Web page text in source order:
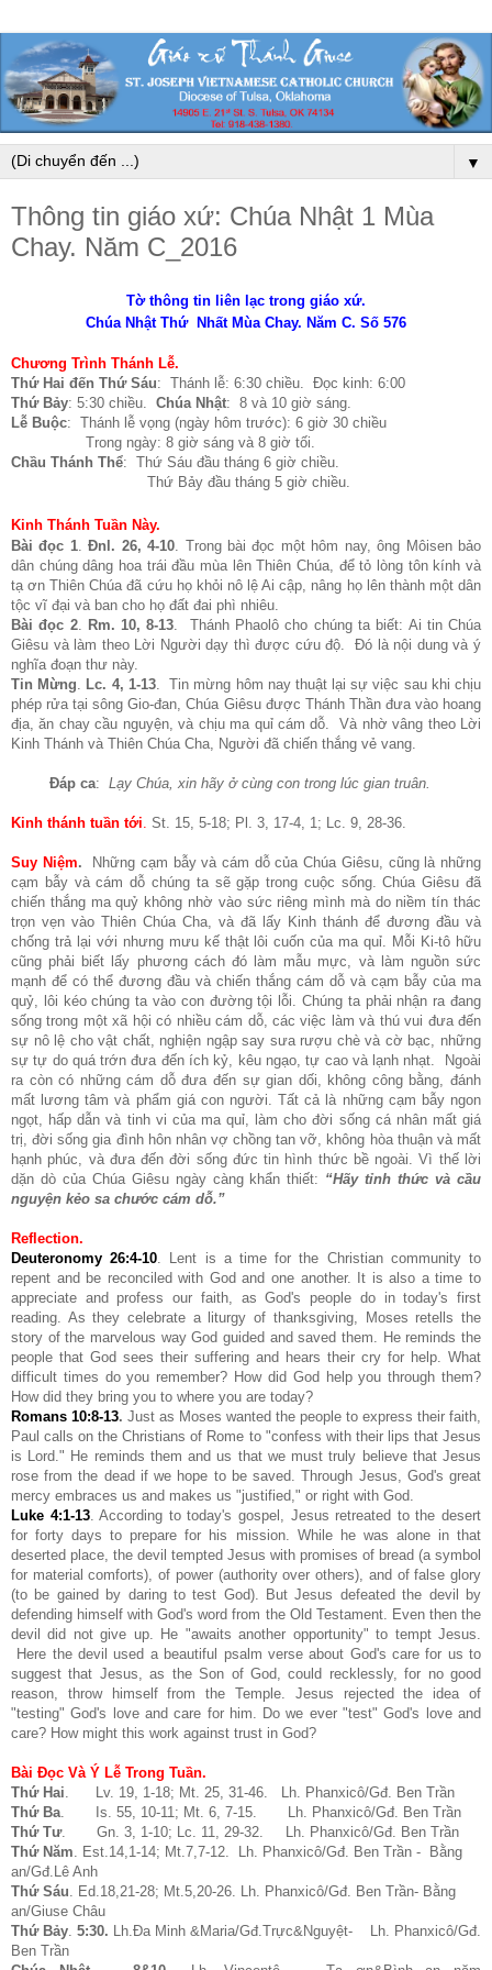
▼
Thông tin giáo xứ: Chúa Nhật 1 Mùa
Chay. Năm C_2016
Tờ thông tin liên lạc trong giáo xứ.
Chúa Nhật Thứ Nhất Mùa Chay. Năm C. Số 576
Chương Trình Thánh Lễ.
Thứ Hai đến Thứ Sáu: Thánh lễ: 6:30 chiều. Đọc kinh: 6:00
Thứ Bảy: 5:30 chiều. Chúa Nhật: 8 và 10 giờ sáng.
Lễ Buộc: Thánh lễ vọng (ngày hôm trước): 6 giờ 30 chiều
Trong ngày: 8 giờ sáng và 8 giờ tối.
Chầu Thánh Thể: Thứ Sáu đầu tháng 6 giờ chiều.
Thứ Bảy đầu tháng 5 giờ chiều.
Kinh Thánh Tuần Này.
Bài đọc 1.Đnl. 26, 4-10. Trong bài đọc một hôm nay, ông Môisen bảo
dân chúng dâng hoa trái đầu mùa lên Thiên Chúa, để tỏ lòng tôn kính và
tạ ơn Thiên Chúa đã cứu họ khỏi nô lệ Ai cập, nâng họ lên thành một dân
tộc vĩ đại và ban cho họ đất đai phì nhiêu.
Bài đọc 2. Rm. 10, 8-13. Thánh Phaolô cho chúng ta biết: Ai tin Chúa
Giêsu và làm theo Lời Người dạy thì được cứu độ. Đó là nội dung và ý
nghĩa đoạn thư này.
Tin Mừng. Lc. 4, 1-13. Tin mừng hôm nay thuật lại sự việc sau khi chịu
phép rửa tại sông Gio-đan, Chúa Giêsu được Thánh Thần đưa vào hoang
địa, ăn chay cầu nguyện, và chịu ma quỉ cám dỗ. Và nhờ vâng theo Lời
Kinh Thánh và Thiên Chúa Cha, Người đã chiến thắng vẻ vang.
Đáp ca: Lạy Chúa, xin hãy ở cùng con trong lúc gian truân.
Kinh thánh tuần tới. St. 15, 5-18; Pl. 3, 17-4, 1; Lc. 9, 28-36.
Suy Niệm.
Những cạm bẫy và cám dỗ của Chúa Giêsu, cũng là những
cạm bẫy và cám dỗ chúng ta sẽ gặp trong cuộc sống. Chúa Giêsu đã
chiến thắng ma quỷ không nhờ vào sức riêng mình mà do niềm tín thác
trọn vẹn vào Thiên Chúa Cha, và đã lấy Kinh thánh để đương đầu và
chống trả lại với nhưng mưu kế thật lôi cuốn của ma quỉ. Mỗi Ki-tô hữu
cũng phải biết lấy phương cách đó làm mẫu mực, và làm nguồn sức
mạnh để có thể đương đầu và chiến thắng cám dỗ và cạm bẫy của ma
quỷ, lôi kéo chúng ta vào con đường tội lỗi. Chúng ta phải nhận ra đang
sống trong một xã hội có nhiều cám dỗ, các việc làm và thú vui đưa đến
sự nô lệ cho vật chất, nghiện ngập say sưa rượu chè và cờ bạc, những
sự tự do quá trớn đưa đến ích kỷ, kêu ngạo, tự cao và lạnh nhạt. Ngoài
ra còn có những cám dỗ đưa đến sự gian dối, không công bằng, đánh
mất lương tâm và phẩm giá con người. Tất cả là những cạm bẫy ngon
ngọt, hấp dẫn và tinh vi của ma quỉ, làm cho đời sống cá nhân mất giá
trị, đời sống gia đình hôn nhân vợ chồng tan vỡ, không hòa thuận và mất
hạnh phúc, và đưa đến đời sống đức tin hình thức bề ngoài. Vì thế lời
dặn dò của Chúa Giêsu ngày càng khẩn thiết: “Hãy tỉnh thức và cầu
nguyện kẻo sa chước cám dỗ.”
Reflection.
Deuteronomy 26:4-10. Lent is a time for the Christian community to
repent and be reconciled with God and one another. It is also a time to
appreciate and profess our faith, as God's people do in today's first
reading. As they celebrate a liturgy of thanksgiving, Moses retells the
story of the marvelous way God guided and saved them. He reminds the
people that God sees their suffering and hears their cry for help. What
difficult times do you remember? How did God help you through them?
How did they bring you to where you are today?
Romans 10:8-13. Just as Moses wanted the people to express their faith,
Paul calls on the Christians of Rome to "confess with their lips that Jesus
is Lord." He reminds them and us that we must truly believe that Jesus
rose from the dead if we hope to be saved. Through Jesus, God's great
mercy embraces us and makes us "justified," or right with God.
Luke 4:1-13. According to today's gospel, Jesus retreated to the desert
for forty days to prepare for his mission. While he was alone in that
deserted place, the devil tempted Jesus with promises of bread (a symbol
for material comforts), of power (authority over others), and of false glory
(to be gained by daring to test God). But Jesus defeated the devil by
defending himself with God's word from the Old Testament. Even then the
devil did not give up. He "awaits another opportunity" to tempt Jesus.
Here the devil used a beautiful psalm verse about God's care for us to
suggest that Jesus, as the Son of God, could recklessly, for no good
reason, throw himself from the Temple. Jesus rejected the idea of
"testing" God's love and care for him. Do we ever "test" God's love and
care? How might this work against trust in God?
Bài Đọc Và Ý Lễ Trong Tuần.
Thứ Hai. Lv. 19, 1-18; Mt. 25, 31-46. Lh. Phanxicô/Gđ. Ben Trần
Thứ Ba. Is. 55, 10-11; Mt. 6, 7-15. Lh. Phanxicô/Gđ. Ben Trần
Thứ Tư. Gn. 3, 1-10; Lc. 11, 29-32.
Lh. Phanxicô/Gđ. Ben Trần
Thứ Năm. Est.14,1-14; Mt.7,7-12. Lh. Phanxicô/Gđ. Ben Trần - Bằng
an/Gđ.Lê Anh
Thứ Sáu. Ed.18,21-28; Mt.5,20-26. Lh. Phanxicô/Gđ. Ben Trần- Bằng
an/Giuse Châu
Thứ Bảy. 5:30. Lh.Đa Minh &Maria/Gđ.Trực&Nguyệt- Lh. Phanxicô/Gđ.
Ben Trần